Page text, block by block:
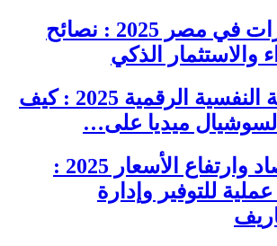
العقارات في مصر 2025 : نصائح
والاستثمار الذكي
الصحة النفسية الرقمية 2025 : كيف
ميديا على…
الاقتصاد وارتفاع الأسعار 2025 :
للتوفير وإدارة